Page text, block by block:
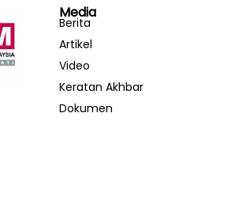
Media
Berita
Artikel
Video
Keratan Akhbar
Dokumen